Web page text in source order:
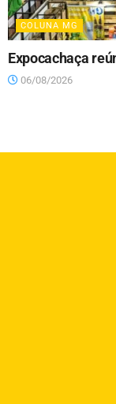
COLUNA MG
Expocachaça
06/08/2026